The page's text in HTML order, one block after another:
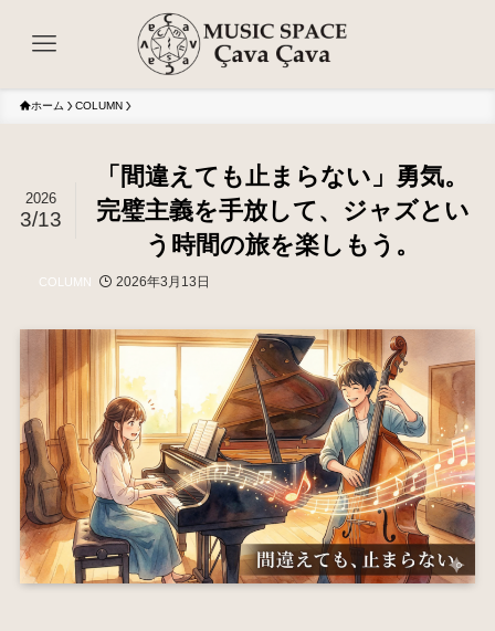
ホーム COLUMN
「間違えても止まらない」勇気。
完璧主義を手放して、ジャズとい
う時間の旅を楽しもう。
2026
3/13
COLUMN 2026年3月13日